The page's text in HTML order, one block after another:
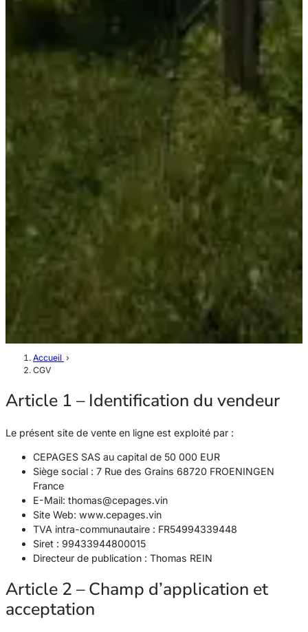
Accueil ›
CGV
Article 1 – Identification du vendeur
Le présent site de vente en ligne est exploité par :
CEPAGES SAS au capital de 50 000 EUR
Siège social : 7 Rue des Grains 68720 FROENINGEN
France
E-Mail: thomas@cepages.vin
Site Web: www.cepages.vin
TVA intra-communautaire : FR54994339448
Siret : 99433944800015
Directeur de publication : Thomas REIN
Article 2 – Champ d’application et
acceptation